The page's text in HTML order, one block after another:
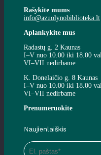
Rašykite mums
info@azuolynobiblioteka.lt
Aplankykite mus
Radastų g. 2 Kaunas
I–V nuo 10.00 iki 18.00
VI–VII nedirbame
K. Donelaičio g. 8 Kaunas
I–V nuo 10.00 iki 18.00
VI–VII nedirbame
Prenumeruokite
Naujienlaiškis